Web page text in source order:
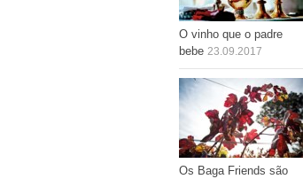
O vinho que o padre
bebe 23.09.2017
Os Baga Friends são